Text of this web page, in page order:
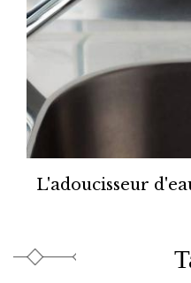
L'adoucisseur